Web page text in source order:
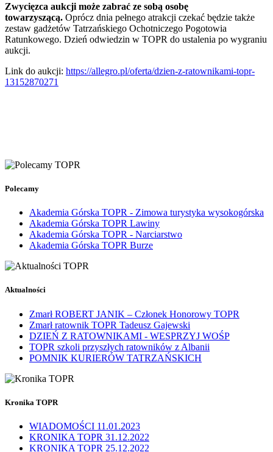
Zwycięzca aukcji może zabrać ze sobą osobę
towarzyszącą. Oprócz dnia pełnego atrakcji czekać będzie także
zestaw gadżetów Tatrzańskiego Ochotniczego Pogotowia
Ratunkowego. Dzień odwiedzin w TOPR do ustalenia po wygraniu
aukcji.
Link do aukcji: https://allegro.pl/oferta/dzien-z-ratownikami-topr-
13152870271
Polecamy
Akademia Górska TOPR - Zimowa turystyka wysokogórska
Akademia Górska TOPR Lawiny
Akademia Górska TOPR - Narciarstwo
Akademia Górska TOPR Burze
Aktualności
Zmarł ROBERT JANIK – Członek Honorowy TOPR
Zmarł ratownik TOPR Tadeusz Gajewski
DZIEŃ Z RATOWNIKAMI - WESPRZYJ WOŚP
TOPR szkoli przyszłych ratowników z Albanii
POMNIK KURIERÓW TATRZAŃSKICH
Kronika TOPR
WIADOMOŚCI 11.01.2023
KRONIKA TOPR 31.12.2022
KRONIKA TOPR 25.12.2022